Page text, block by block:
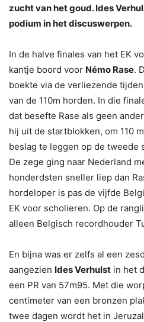
zucht van het goud. Ides
podium in het discuswerpen.
In de halve finales van het EK
kantje boord voor Némo Rase.
boekte via de verliezende
van de 110m horden. In die
dat besefte Rase als geen
hij uit de startblokken, om 110
beslag te leggen op de tweede
De zege ging naar Nederland
honderdsten sneller liep dan
hordeloper is pas de vijfde
EK voor scholieren. Op de
alleen Belgisch recordhouder
En bijna was er zelfs al een
aangezien Ides Verhulst in het
een PR van 57m95. Met die
centimeter van een bronzen
twee dagen wordt het in